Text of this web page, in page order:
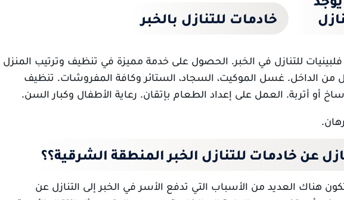
خادمات للتنازل بالخبر
للتنازل في الخبر. الحصول على خدمة مميزة في تنظيف وترتيب المنزل
من الداخل. غسل الموكيت، السجاد، الستائر وكافة المفروشات. تنظيف
أو أتربة. العمل على إعداد الطعام بإتقان. رعاية الأطفال وكبار السن.
عن خادمات للتنازل الخبر المنطقة الشرقية؟؟
هناك العديد من الأسباب التي تدفع الأسر في الخبر إلى التنازل عن